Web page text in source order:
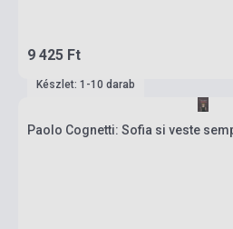
9 425 Ft
Készlet: 1-10 darab
Paolo Cognetti: Sofia si veste